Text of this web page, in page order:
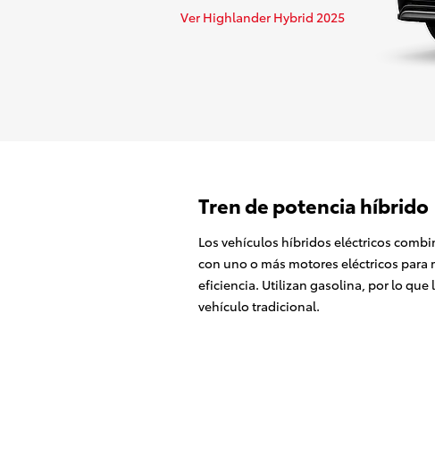
Ver Highlander Hybrid 2025
Tren de potencia híbrido
Los vehículos híbridos eléctricos
con uno o más motores eléctricos para
eficiencia. Utilizan gasolina, por lo que
vehículo tradicional.